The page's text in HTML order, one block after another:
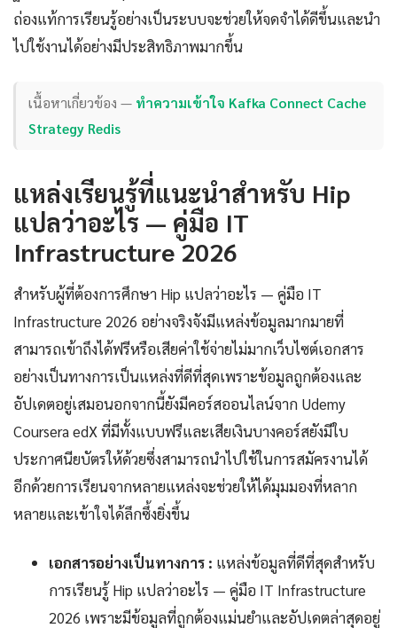
ถ่องแท้การเรียนรู้อย่างเป็นระบบจะช่วยให้จดจำได้ดีขึ้นและนำ
ไปใช้งานได้อย่างมีประสิทธิภาพมากขึ้น
เนื้อหาเกี่ยวข้อง — ทำความเข้าใจ Kafka Connect Cache
Strategy Redis
แหล่งเรียนรู้ที่แนะนำสำหรับ Hip
แปลว่าอะไร — คู่มือ IT
Infrastructure 2026
สำหรับผู้ที่ต้องการศึกษา Hip แปลว่าอะไร — คู่มือ IT
Infrastructure 2026 อย่างจริงจังมีแหล่งข้อมูลมากมายที่
สามารถเข้าถึงได้ฟรีหรือเสียค่าใช้จ่ายไม่มากเว็บไซต์เอกสาร
อย่างเป็นทางการเป็นแหล่งที่ดีที่สุดเพราะข้อมูลถูกต้องและ
อัปเดตอยู่เสมอนอกจากนี้ยังมีคอร์สออนไลน์จาก Udemy
Coursera edX ที่มีทั้งแบบฟรีและเสียเงินบางคอร์สยังมีใบ
ประกาศนียบัตรให้ด้วยซึ่งสามารถนำไปใช้ในการสมัครงานได้
อีกด้วยการเรียนจากหลายแหล่งจะช่วยให้ได้มุมมองที่หลาก
หลายและเข้าใจได้ลึกซึ้งยิ่งขึ้น
เอกสารอย่างเป็นทางการ : แหล่งข้อมูลที่ดีที่สุดสำหรับ
การเรียนรู้ Hip แปลว่าอะไร — คู่มือ IT Infrastructure
2026 เพราะมีข้อมูลที่ถูกต้องแม่นยำและอัปเดตล่าสุดอยู่